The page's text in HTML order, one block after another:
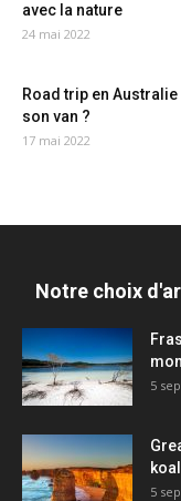
avec la nature
24 mai 2022
Road trip en
son van ?
17 mai 2022
Notre choix
5
5